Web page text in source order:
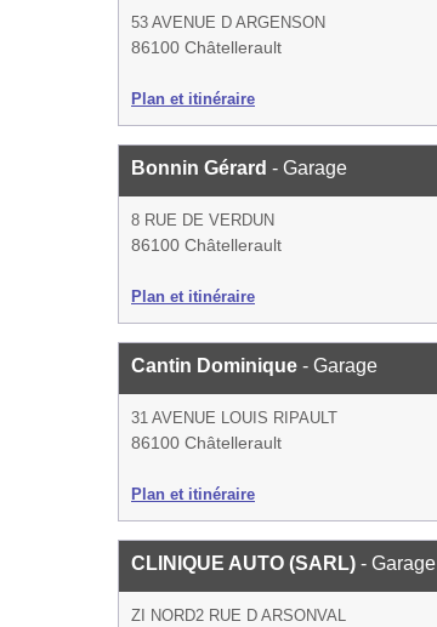
53 AVENUE D ARGENSON
86100 Châtellerault
Plan et itinéraire
Bonnin Gérard - Garage
8 RUE DE VERDUN
86100 Châtellerault
Plan et itinéraire
Cantin Dominique - Garage
31 AVENUE LOUIS RIPAULT
86100 Châtellerault
Plan et itinéraire
CLINIQUE AUTO (SARL) - Garage
ZI NORD2 RUE D ARSONVAL